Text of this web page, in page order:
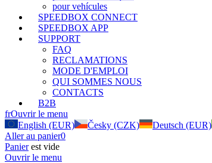
pour vehícules
SPEEDBOX CONNECT
SPEEDBOX APP
SUPPORT
FAQ
RECLAMATIONS
MODE D'EMPLOI
QUI SOMMES NOUS
CONTACTS
B2B
frOuvrir le menu
English (EUR)
Česky (CZK) Deutsch (EUR)
Aller au panier0
Panierest vide
Ouvrir le menu